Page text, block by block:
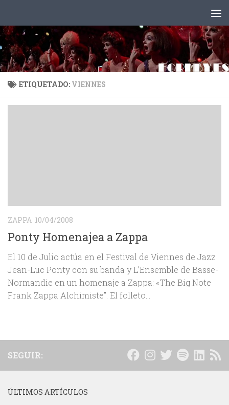
ETIQUETADO: VIENNES
ZAPPA 10/04/2008
Ponty Homenajea a Zappa
El 10 de Julio actúa en el Festival de Viennes de Jazz
Jean-Luc Ponty con su banda y L’Ensemble de Basse-
Normandie en un homenaje a Zappa: «The Big Note
Frank Zappa Alchimiste”. El folleto...
SEGUIR:
ÚLTIMOS ARTÍCULOS